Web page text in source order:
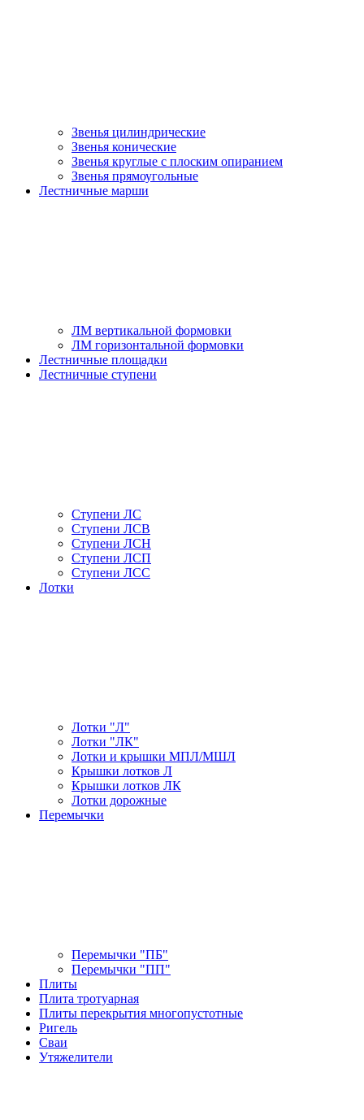
Звенья цилиндрические
Звенья конические
Звенья круглые с плоским опиранием
Звенья прямоугольные
Лестничные марши
ЛМ вертикальной формовки
ЛМ горизонтальной формовки
Лестничные площадки
Лестничные ступени
Ступени ЛС
Ступени ЛСВ
Ступени ЛСН
Ступени ЛСП
Ступени ЛСС
Лотки
Лотки "Л"
Лотки "ЛК"
Лотки и крышки МПЛ/МШЛ
Крышки лотков Л
Крышки лотков ЛК
Лотки дорожные
Перемычки
Перемычки "ПБ"
Перемычки "ПП"
Плиты
Плита тротуарная
Плиты перекрытия многопустотные
Ригель
Сваи
Утяжелители